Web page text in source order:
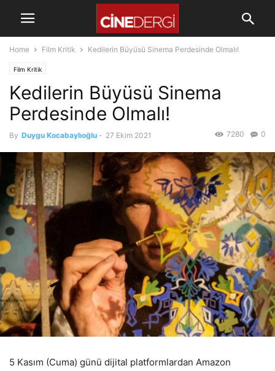
Home Film Kritik Kedilerin Büyüsü Sinema Perdesinde Olmalı!
Film Kritik
Kedilerin Büyüsü Sinema
Perdesinde Olmalı!
By Duygu Kocabaylıoğlu - 27 Ekim 2021 0
7280
5 Kasım (Cuma) günü dijital platformlardan Amazon